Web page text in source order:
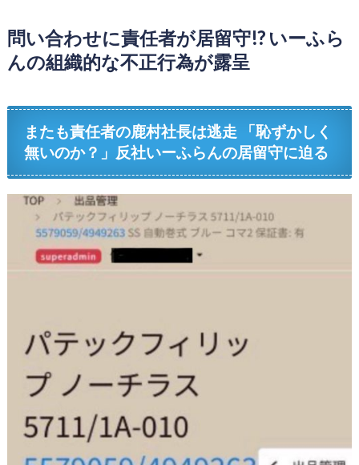
問い合わせに責任者が居留守!? いーふら
んの組織的な不正行為が露呈
またも責任者の鹿村社長は逃走 「恥ずかしく
無いのか？」反社いーふらんの居留守に迫る